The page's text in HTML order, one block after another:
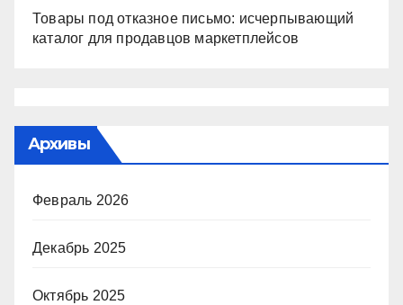
Товары под отказное письмо: исчерпывающий
каталог для продавцов маркетплейсов
Архивы
Февраль 2026
Декабрь 2025
Октябрь 2025